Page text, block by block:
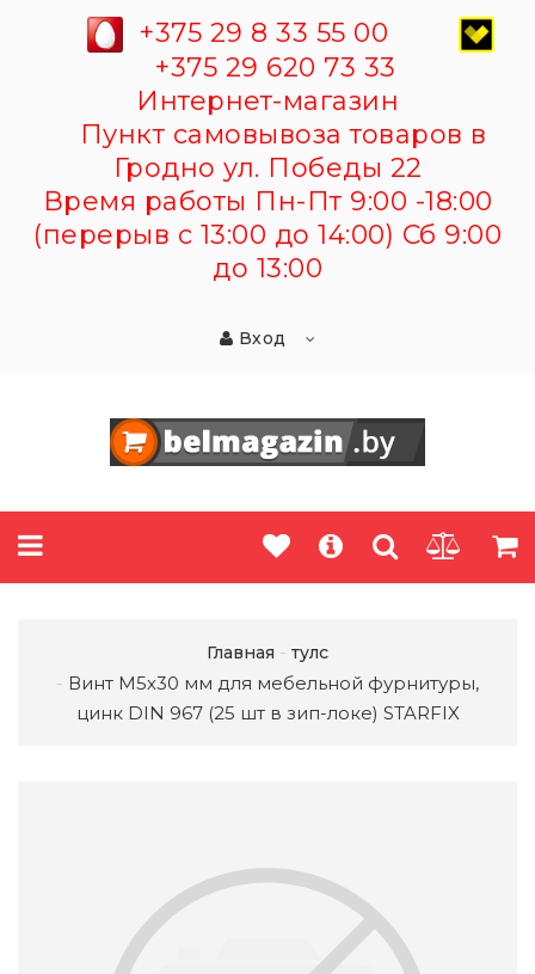
+375 29 8 33 55 00
+375 29 620 73 33
Интернет-магазин
Пункт самовывоза товаров в
Гродно ул. Победы 22
Время работы Пн-Пт 9:00 -18:00
(перерыв с 13:00 до 14:00) Сб 9:00
до 13:00
Вход
Главная тулс
Винт М5х30 мм для мебельной фурнитуры,
цинк DIN 967 (25 шт в зип-локе) STARFIX